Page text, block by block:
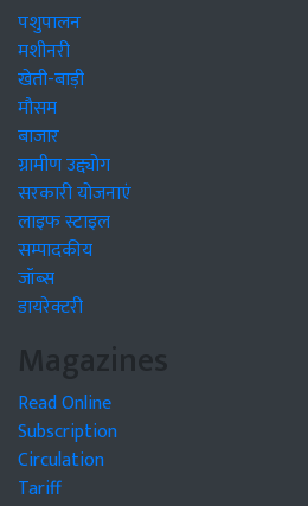
पशुपालन
मशीनरी
खेती-बाड़ी
मौसम
बाजार
ग्रामीण उद्द्योग
सरकारी योजनाएं
लाइफ स्टाइल
सम्पादकीय
जॉब्स
डायरेक्टरी
Magazines
Read Online
Subscription
Circulation
Tariff